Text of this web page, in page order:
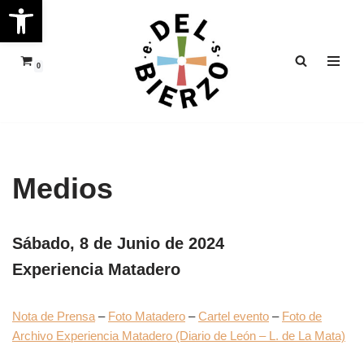
Abrir barra de herramientas
Saltar
0
Medios
Sábado, 8 de Junio de 2024
Experiencia Matadero
Nota de Prensa – Foto Matadero –Cartel evento – Foto de
Archivo Experiencia Matadero (Diario de León – L. de La Mata)